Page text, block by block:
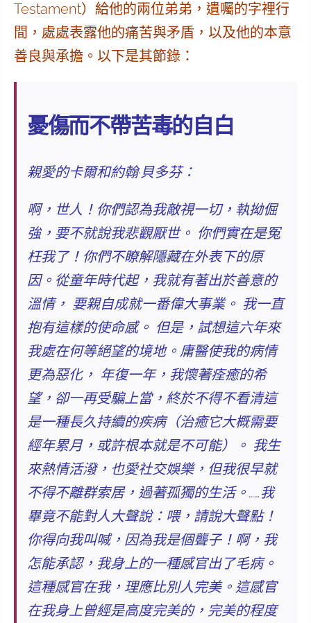
Testament）給他的兩位弟弟，遺囑的字裡行
間，處處表露他的痛苦與矛盾，以及他的本意
善良與承擔。以下是其節錄：
憂傷而不帶苦毒的自白
親愛的卡爾和約翰·貝多芬：
啊，世人！你們認為我敵視一切，執拗倔
強，要不就說我悲觀厭世。 你們實在是冤
枉我了！你們不瞭解隱藏在外表下的原
因。從童年時代起，我就有著出於善意的
溫情， 要親自成就一番偉大事業。 我一直
抱有這樣的使命感。 但是，試想這六年來
我處在何等絕望的境地。庸醫使我的病情
更為惡化， 年復一年，我懷著痊癒的希
望，卻一再受騙上當，終於不得不看清這
是一種長久持續的疾病（治癒它大概需要
經年累月，或許根本就是不可能）。 我生
來熱情活潑，也愛社交娛樂，但我很早就
不得不離群索居，過著孤獨的生活。……我
畢竟不能對人大聲說： 喂，請說大聲點！
你得向我叫喊，因為我是個聾子！ 啊，我
怎能承認，我身上的一種感官出了毛病。
這種感官在我， 理應比別人完美。這感官
在我身上曾經是高度完美的，完美的程度